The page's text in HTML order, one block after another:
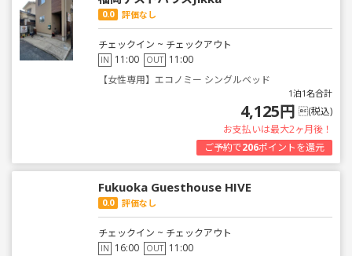
0.0 評価なし
チェックイン ~ チェックアウト
IN 11:00 OUT 11:00
【女性専用】エコノミー シングルベッド
1泊1名合計
4,125円 (税込)
お支払いは最大2ヶ月後！
ご予約で206ポイントを還元
Fukuoka Guesthouse HIVE
0.0 評価なし
チェックイン ~ チェックアウト
IN 16:00 OUT 11:00